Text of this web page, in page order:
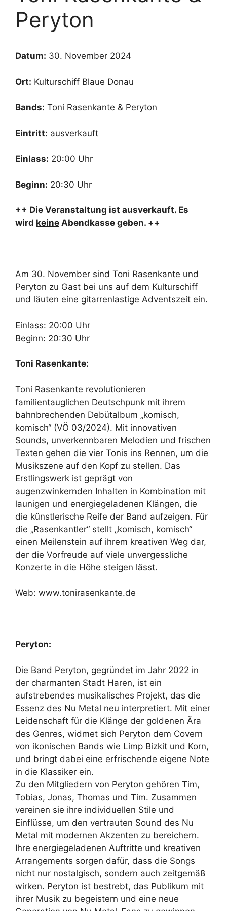
Peryton
Datum: 30. November 2024
Ort: Kulturschiff Blaue Donau
Bands: Toni Rasenkante & Peryton
Eintritt: ausverkauft
Einlass: 20:00 Uhr
Beginn: 20:30 Uhr
++ Die Veranstaltung ist ausverkauft. Es
wird keine Abendkasse geben. ++
Am 30. November sind Toni Rasenkante und
Peryton zu Gast bei uns auf dem Kulturschiff
und läuten eine gitarrenlastige Adventszeit ein.
Einlass: 20:00 Uhr
Beginn: 20:30 Uhr
Toni Rasenkante:
Toni Rasenkante revolutionieren
familientauglichen Deutschpunk mit ihrem
bahnbrechenden Debütalbum „komisch,
komisch“ (VÖ 03/2024). Mit innovativen
Sounds, unverkennbaren Melodien und frischen
Texten gehen die vier Tonis ins Rennen, um die
Musikszene auf den Kopf zu stellen. Das
Erstlingswerk ist geprägt von
augenzwinkernden Inhalten in Kombination mit
launigen und energiegeladenen Klängen, die
die künstlerische Reife der Band aufzeigen. Für
die „Rasenkantler“ stellt „komisch, komisch“
einen Meilenstein auf ihrem kreativen Weg dar,
der die Vorfreude auf viele unvergessliche
Konzerte in die Höhe steigen lässt.
Web: www.tonirasenkante.de
Peryton:
Die Band Peryton, gegründet im Jahr 2022 in
der charmanten Stadt Haren, ist ein
aufstrebendes musikalisches Projekt, das die
Essenz des Nu Metal neu interpretiert. Mit einer
Leidenschaft für die Klänge der goldenen Ära
des Genres, widmet sich Peryton dem Covern
von ikonischen Bands wie Limp Bizkit und Korn,
und bringt dabei eine erfrischende eigene Note
in die Klassiker ein.
Zu den Mitgliedern von Peryton gehören Tim,
Tobias, Jonas, Thomas und Tim. Zusammen
vereinen sie ihre individuellen Stile und
Einflüsse, um den vertrauten Sound des Nu
Metal mit modernen Akzenten zu bereichern.
Ihre energiegeladenen Auftritte und kreativen
Arrangements sorgen dafür, dass die Songs
nicht nur nostalgisch, sondern auch zeitgemäß
wirken. Peryton ist bestrebt, das Publikum mit
ihrer Musik zu begeistern und eine neue